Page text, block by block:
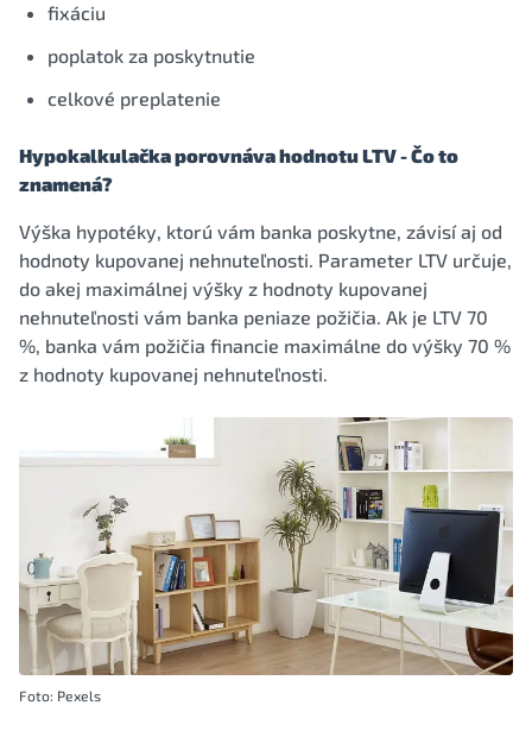
fixáciu
poplatok za poskytnutie
celkové preplatenie
Hypokalkulačka porovnáva hodnotu LTV - Čo to
znamená?
Výška hypotéky, ktorú vám banka poskytne, závisí aj od
hodnoty kupovanej nehnuteľnosti. Parameter LTV určuje,
do akej maximálnej výšky z hodnoty kupovanej
nehnuteľnosti vám banka peniaze požičia. Ak je LTV 70
%, banka vám požičia financie maximálne do výšky 70 %
z hodnoty kupovanej nehnuteľnosti.
Foto: Pexels